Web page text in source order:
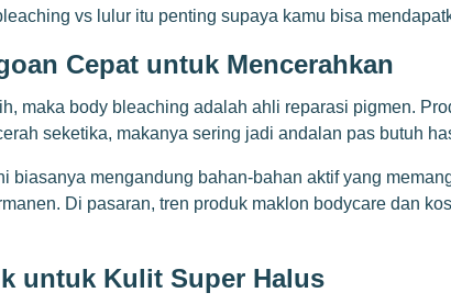
vs lulur itu penting supaya kamu bisa
Cepat untuk Mencerahkan
maka body bleaching adalah ahli reparasi pigmen.
seketika, makanya sering jadi andalan pas butuh
biasanya mengandung bahan-bahan aktif yang
Di pasaran, tren produk maklon bodycare dan
untuk Kulit Super Halus